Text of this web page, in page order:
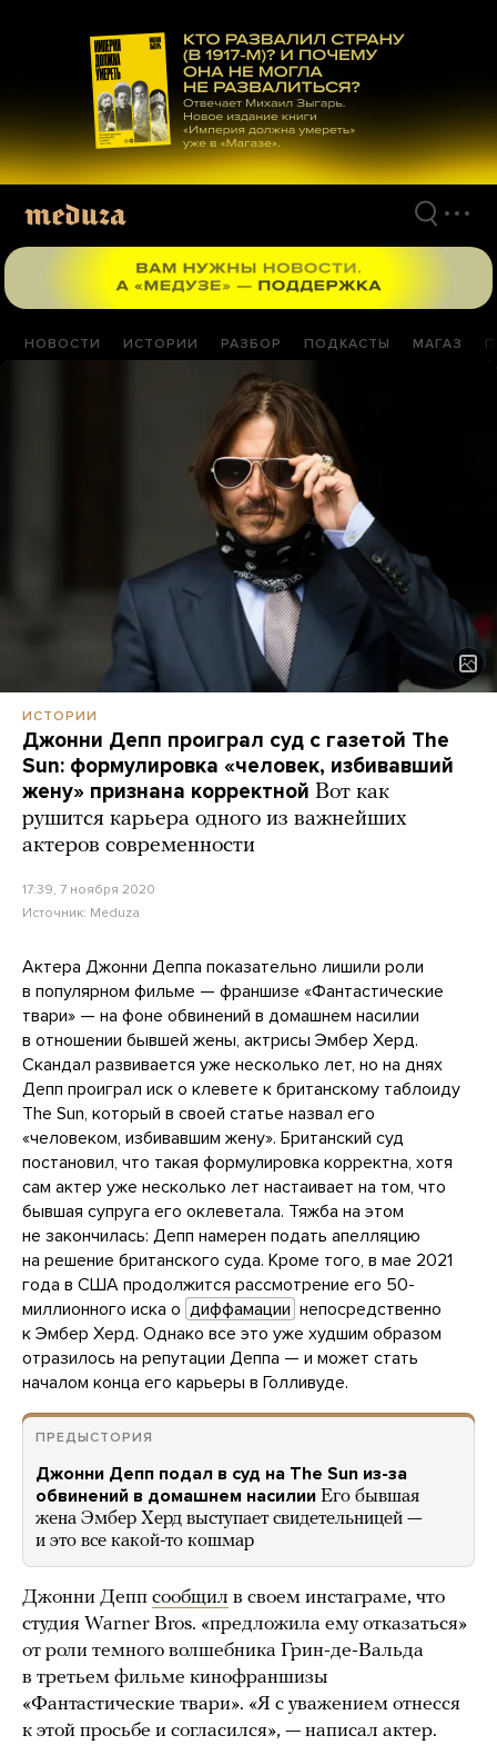
материалам
НОВОСТИ ИСТОРИИ РАЗБОР ПОДКАСТЫ МАГАЗ
ИСТОРИИ
Джонни Депп проиграл суд с газетой The
Sun: формулировка «человек, избивавший
жену» признана корректной Вот как
рушится карьера одного из важнейших
актеров современности
17:39, 7 ноября 2020
Источник: Meduza
Актера Джонни Деппа показательно лишили роли
в популярном фильме — франшизе «Фантастические
твари» — на фоне обвинений в домашнем насилии
в отношении бывшей жены, актрисы Эмбер Херд.
Скандал развивается уже несколько лет, но на днях
Депп проиграл иск о клевете к британскому таблоиду
The Sun, который в своей статье назвал его
«человеком, избивавшим жену». Британский суд
постановил, что такая формулировка корректна, хотя
сам актер уже несколько лет настаивает на том, что
бывшая супруга его оклеветала. Тяжба на этом
не закончилась: Депп намерен подать апелляцию
на решение британского суда. Кроме того, в мае 2021
года в США продолжится рассмотрение его 50-
миллионного иска о диффамации непосредственно
к Эмбер Херд. Однако все это уже худшим образом
отразилось на репутации Деппа — и может стать
началом конца его карьеры в Голливуде.
ПРЕДЫСТОРИЯ
Джонни Депп подал в суд на The Sun из-за
обвинений в домашнем насилии Его бывшая
жена Эмбер Херд выступает свидетельницей —
и это все какой-то кошмар
Джонни Депп сообщил в своем инстаграме, что
студия Warner Bros. «предложила ему отказаться»
от роли темного волшебника Грин-де-Вальда
в третьем фильме кинофраншизы
«Фантастические твари». «Я с уважением отнесся
к этой просьбе и согласился», — написал актер.